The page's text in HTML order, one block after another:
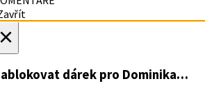
dárek pro Dominika…